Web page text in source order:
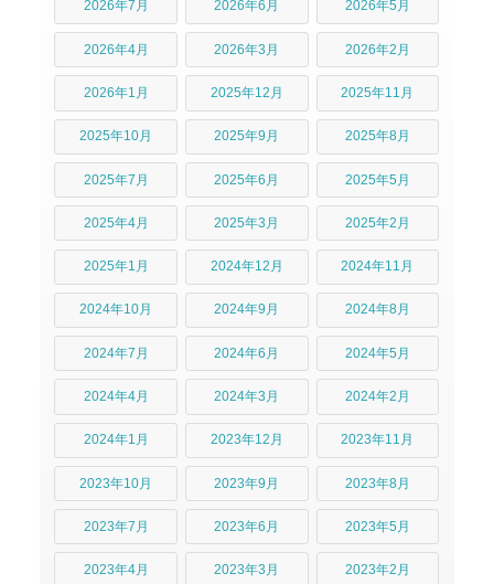
2026年7月 2026年6月 2026年5月
2026年4月 2026年3月 2026年2月
2026年1月 2025年12月 2025年11月
2025年10月 2025年9月 2025年8月
2025年7月 2025年6月 2025年5月
2025年4月 2025年3月 2025年2月
2025年1月 2024年12月 2024年11月
2024年10月 2024年9月 2024年8月
2024年7月 2024年6月 2024年5月
2024年4月 2024年3月 2024年2月
2024年1月 2023年12月 2023年11月
2023年10月 2023年9月 2023年8月
2023年7月 2023年6月 2023年5月
2023年4月 2023年3月 2023年2月